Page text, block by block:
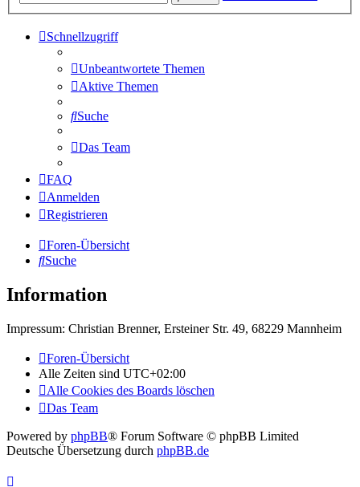
Schnellzugriff
Unbeantwortete Themen
Aktive Themen
Suche
Das Team
FAQ
Anmelden
Registrieren
Foren-Übersicht
Suche
Information
Impressum: Christian Brenner, Ersteiner Str. 49, 68229 Mannheim
Foren-Übersicht
Alle Zeiten sind UTC+02:00
Alle Cookies des Boards löschen
Das Team
Powered by phpBB® Forum Software © phpBB Limited
Deutsche Übersetzung durch phpBB.de